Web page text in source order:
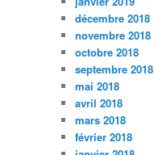
décembre 2018
novembre 2018
octobre 2018
septembre 2018
mai 2018
avril 2018
mars 2018
février 2018